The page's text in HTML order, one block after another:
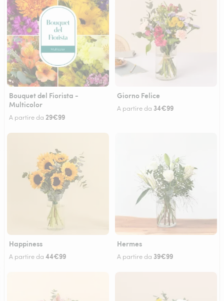
Bouquet del Fiorista -
Multicolor
A partire da 29€99
Giorno Felice
A partire da 34€99
Happiness
A partire da 44€99
Hermes
A partire da 39€99